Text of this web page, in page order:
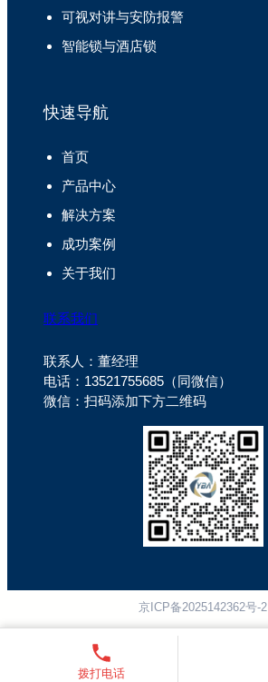
可视对讲与安防报警
智能锁与酒店锁
快速导航
首页
产品中心
解决方案
成功案例
关于我们
联系我们
联系人：董经理
电话：13521755685（同微信）
微信：扫码添加下方二维码
京ICP备2025142362号-2
拨打电话